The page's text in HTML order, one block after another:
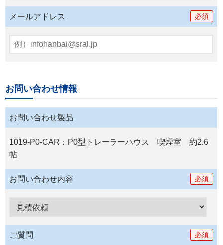
メールアドレス 必須
お問い合わせ情報
お問い合わせ製品
1019-P0-CAR：P0型トレーラーハウス 喫煙室 約2.6
帖
お問い合わせ内容 必須
ご質問 必須